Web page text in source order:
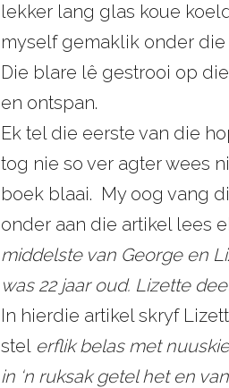
lekker lang glas koue
myself gemaklik onder
Die blare lê gestrooi op
en ontspan.
Ek tel die eerste van die
tog nie so ver agter wees
boek blaai. My oog vang
onder aan die artikel lees
middelste van George en
was 22 jaar oud. Lizette
In hierdie artikel skryf
stel erflik belas met
in ‘n ruksak getel het en